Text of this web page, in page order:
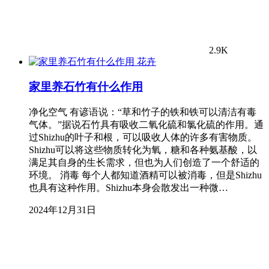
2.9K
花卉
家里养石竹有什么作用
净化空气 有谚语说：“草和竹子的铁和铁可以清洁有毒
气体。”据说石竹具有吸收二氧化硫和氯化硫的作用。通
过Shizhu的叶子和根，可以吸收人体的许多有害物质。
Shizhu可以将这些物质转化为氧，糖和各种氨基酸，以
满足其自身的生长需求，但也为人们创造了一个舒适的
环境。 消毒 每个人都知道酒精可以被消毒，但是Shizhu
也具有这种作用。Shizhu本身会散发出一种微…
2024年12月31日